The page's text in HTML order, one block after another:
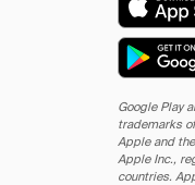
Google Play
trademarks
Apple and
Apple Inc.,
countries.